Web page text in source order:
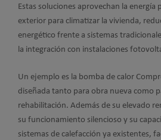
Estas soluciones aprovechan la energía
exterior para climatizar la vivienda,
energético frente a sistemas
la integración con instalaciones
Un ejemplo es la bomba de calor
diseñada tanto para obra nueva como
rehabilitación. Además de su elevado
su funcionamiento silencioso y su
sistemas de calefacción ya existentes,